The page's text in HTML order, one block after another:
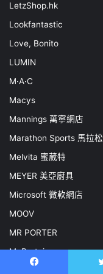
LetzShop.hk
Lookfantastic
Love, Bonito
LUMIN
M·A·C
Macys
Mannings 萬寧網店
Marathon Sports 馬拉松
Melvita 蜜葳特
MEYER 美亞廚具
Microsoft 微軟網店
MOOV
MR PORTER
MyProtein